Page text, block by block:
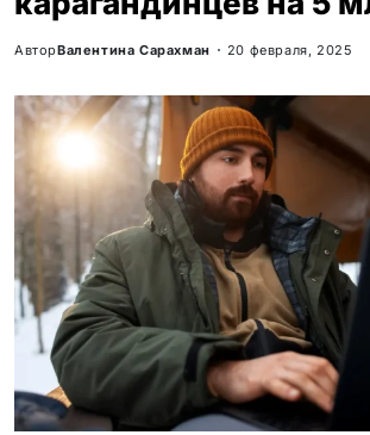
АвторВалентина Сарахман 20 февраля, 2025